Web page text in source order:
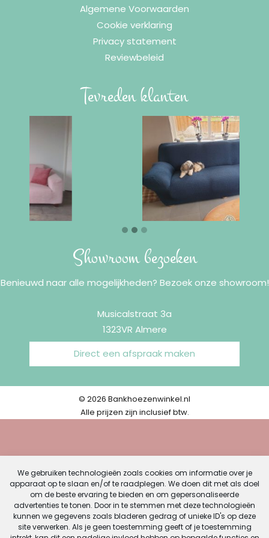
We gebruiken technologieën zoals cookies om informatie over je
apparaat op te slaan en/of te raadplegen. We doen dit met als doel
om de beste ervaring te bieden en om gepersonaliseerde
advertenties te tonen. Door in te stemmen met deze technologieën
kunnen we gegevens zoals bladeren gedrag of unieke ID's op deze
site verwerken. Als je geen toestemming geeft of je toestemming
Algemene Voorwaarden
Cookie verklaring
Privacy statement
Reviewbeleid
Tevreden klanten
Showroom bezoeken
Benieuwd naar alle mogelijkheden? Bezoek onze showroom!
Musicalstraat 3a
1323VR Almere
Direct een afspraak maken
© 2026 Bankhoezenwinkel.nl
Alle prijzen zijn inclusief btw.